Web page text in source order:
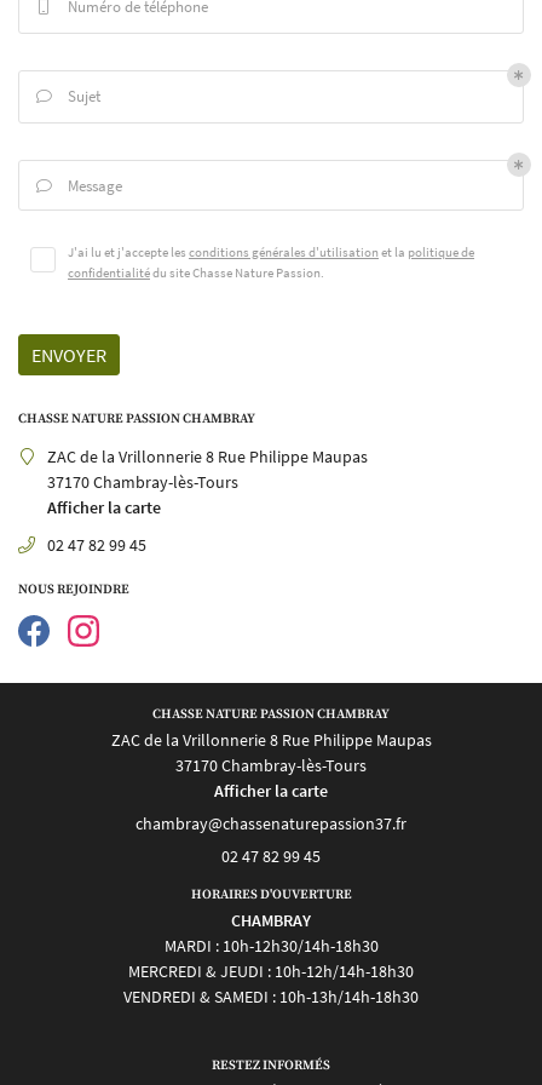
Bienvenue
Chambray
Eshop
Avis
Contact
UNE
Numéro de téléphone
 Sujet
 Message
J'ai lu et j'accepte les conditions générales d'utilisation et la politique de
confidentialitédu siteChasse Nature Passion.
ENVOYER
CHASSE NATURE PASSION CHAMBRAY
ZAC de la Vrillonnerie 8 Rue Philippe Maupas
37170 Chambray-lès-Tours
Afficher la carte
02 47 82 99 45
NOUS REJOINDRE
CHASSE NATURE PASSION CHAMBRAY
ZAC de la Vrillonnerie 8 Rue Philippe Maupas
37170 Chambray-lès-Tours
Afficher la carte
02 47 82 99 45
HORAIRES D'OUVERTURE
CHAMBRAY
MARDI : 10h-12h30/14h-18h30
MERCREDI & JEUDI : 10h-12h/14h-18h30
VENDREDI & SAMEDI : 10h-13h/14h-18h30
RESTEZ INFORMÉS